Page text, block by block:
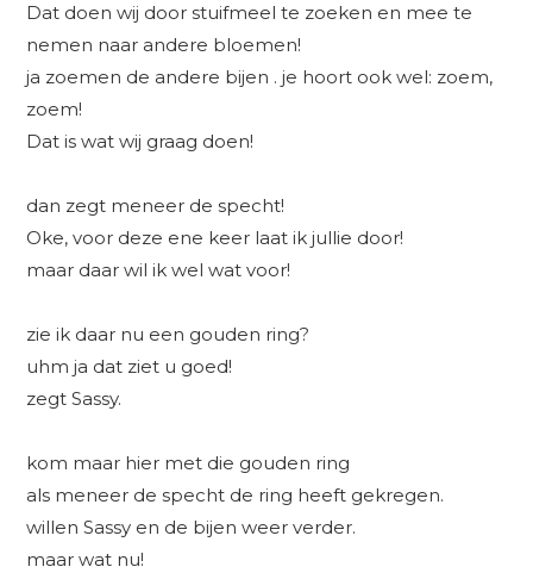
Dat doen wij door stuifmeel te zoeken en mee te
nemen naar andere bloemen!
ja zoemen de andere bijen . je hoort ook wel: zoem,
zoem!
Dat is wat wij graag doen!
dan zegt meneer de specht!
Oke, voor deze ene keer laat ik jullie door!
maar daar wil ik wel wat voor!
zie ik daar nu een gouden ring?
uhm ja dat ziet u goed!
zegt Sassy.
kom maar hier met die gouden ring
als meneer de specht de ring heeft gekregen.
willen Sassy en de bijen weer verder.
maar wat nu!